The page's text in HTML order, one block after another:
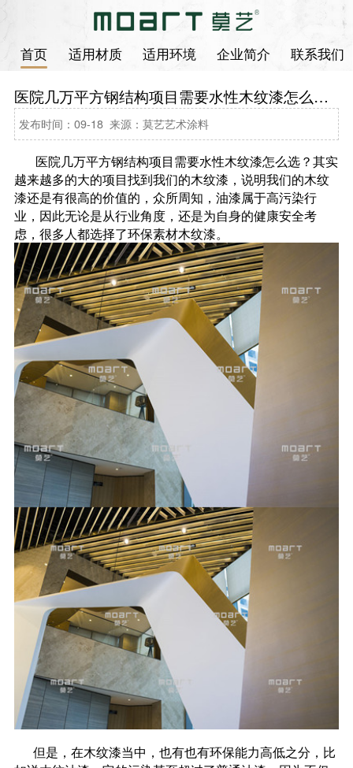
首页 适用材质 适用环境 企业简介 联系我们
医院几万平方钢结构项目需要水性木纹漆怎么选？
发布时间：09-18 来源：莫艺艺术涂料
医院几万平方钢结构项目需要水性木纹漆怎么选？其实
越来越多的大的项目找到我们的木纹漆，说明我们的木纹
漆还是有很高的价值的，众所周知，油漆属于高污染行
业，因此无论是从行业角度，还是为自身的健康安全考
虑，很多人都选择了环保素材木纹漆。
但是，在木纹漆当中，也有也有环保能力高低之分，比